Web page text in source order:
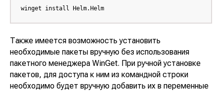
winget install Helm.Helm
Также имеется возможность установить
необходимые пакеты вручную без использования
пакетного менеджера WinGet. При ручной установке
пакетов, для доступа к ним из командной строки
необходимо будет вручную добавить их в переменные